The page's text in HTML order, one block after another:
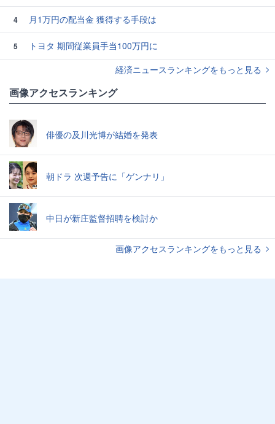
4 月1万円の配当金 獲得する手段は
5
トヨタ 期間従業員手当100万円に
経済ニュースランキングをもっと見る
画像アクセスランキング
俳優の及川光博が結婚を発表
朝ドラ 次週予告に「ゲンナリ」
中日が新庄監督招聘を検討か
画像アクセスランキングをもっと見る